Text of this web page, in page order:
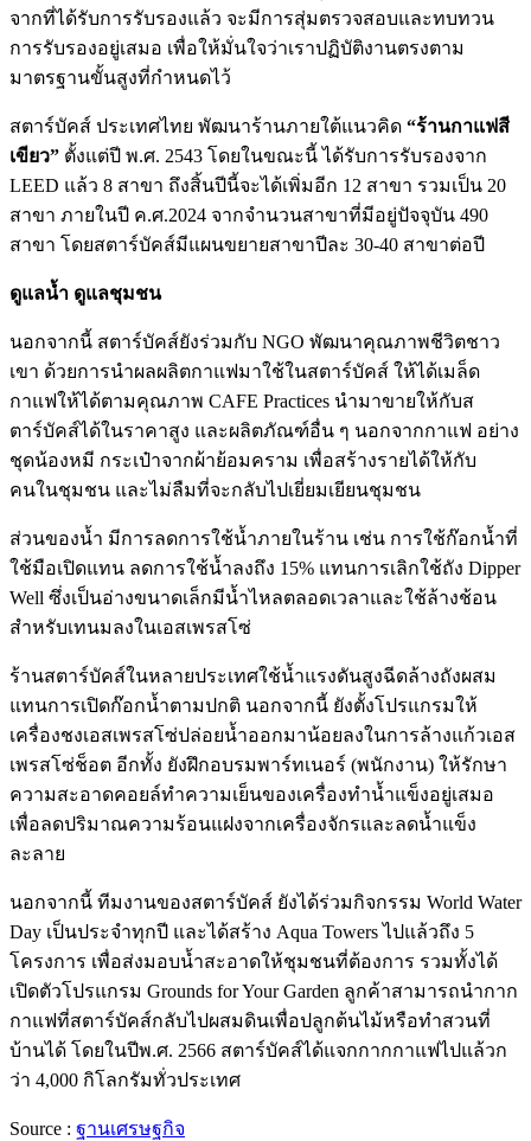
จากที่ได้รับการรับรองแล้ว จะมีการสุ่มตรวจสอบและทบทวน
การรับรองอยู่เสมอ เพื่อให้มั่นใจว่าเราปฏิบัติงานตรงตาม
มาตรฐานขั้นสูงที่กำหนดไว้
สตาร์บัคส์ ประเทศไทย พัฒนาร้านภายใต้แนวคิด “ร้านกาแฟสี
เขียว” ตั้งแต่ปี พ.ศ. 2543 โดยในขณะนี้ ได้รับการรับรองจาก
LEED แล้ว 8 สาขา ถึงสิ้นปีนี้จะได้เพิ่มอีก 12 สาขา รวมเป็น 20
สาขา ภายในปี ค.ศ.2024 จากจำนวนสาขาที่มีอยู่ปัจจุบัน 490
สาขา โดยสตาร์บัคส์มีแผนขยายสาขาปีละ 30-40 สาขาต่อปี
ดูแลนํ้า ดูแลชุมชน
นอกจากนี้ สตาร์บัคส์ยังร่วมกับ NGO พัฒนาคุณภาพชีวิตชาว
เขา ด้วยการนำผลผลิตกาแฟมาใช้ในสตาร์บัคส์ ให้ได้เมล็ด
กาแฟให้ได้ตามคุณภาพ CAFE Practices นำมาขายให้กับส
ตาร์บัคส์ได้ในราคาสูง และผลิตภัณฑ์อื่น ๆ นอกจากกาแฟ อย่าง
ชุดน้องหมี กระเป๋าจากผ้าย้อมคราม เพื่อสร้างรายได้ให้กับ
คนในชุมชน และไม่ลืมที่จะกลับไปเยี่ยมเยียนชุมชน
ส่วนของนํ้า มีการลดการใช้นํ้าภายในร้าน เช่น การใช้ก๊อกนํ้าที่
ใช้มือเปิดแทน ลดการใช้นํ้าลงถึง 15% แทนการเลิกใช้ถัง Dipper
Well ซึ่งเป็นอ่างขนาดเล็กมีนํ้าไหลตลอดเวลาและใช้ล้างช้อน
สำหรับเทนมลงในเอสเพรสโซ่
ร้านสตาร์บัคส์ในหลายประเทศใช้นํ้าแรงดันสูงฉีดล้างถังผสม
แทนการเปิดก๊อกนํ้าตามปกติ นอกจากนี้ ยังตั้งโปรแกรมให้
เครื่องชงเอสเพรสโซ่ปล่อยนํ้าออกมาน้อยลงในการล้างแก้วเอส
เพรสโซ่ช็อต อีกทั้ง ยังฝึกอบรมพาร์ทเนอร์ (พนักงาน) ให้รักษา
ความสะอาดคอยล์ทำความเย็นของเครื่องทำนํ้าแข็งอยู่เสมอ
เพื่อลดปริมาณความร้อนแฝงจากเครื่องจักรและลดนํ้าแข็ง
ละลาย
นอกจากนี้ ทีมงานของสตาร์บัคส์ ยังได้ร่วมกิจกรรม World Water
Day เป็นประจำทุกปี และได้สร้าง Aqua Towers ไปแล้วถึง 5
โครงการ เพื่อส่งมอบนํ้าสะอาดให้ชุมชนที่ต้องการ รวมทั้งได้
เปิดตัวโปรแกรม Grounds for Your Garden ลูกค้าสามารถนำกาก
กาแฟที่สตาร์บัคส์กลับไปผสมดินเพื่อปลูกต้นไม้หรือทำสวนที่
บ้านได้ โดยในปีพ.ศ. 2566 สตาร์บัคส์ได้แจกกากกาแฟไปแล้วก
ว่า 4,000 กิโลกรัมทั่วประเทศ
Source : ฐานเศรษฐกิจ